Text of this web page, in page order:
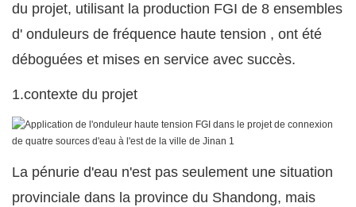
du projet, utilisant la production FGI de 8 ensembles
d' onduleurs de fréquence haute tension , ont été
déboguées et mises en service avec succès.
1.contexte du projet
La pénurie d'eau n'est pas seulement une situation
provinciale dans la province du Shandong, mais